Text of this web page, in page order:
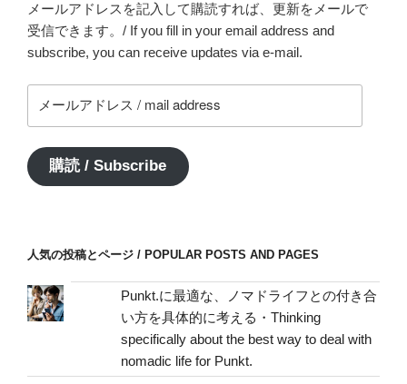
メールアドレスを記入して購読すれば、更新をメールで
受信できます。/ If you fill in your email address and
subscribe, you can receive updates via e-mail.
ー
ア
ド
address
購読 / Subscribe
人気の投稿とページ / POPULAR POSTS AND PAGES
Punkt.に最適な、ノマドライフとの付き合
い方を具体的に考える・Thinking
specifically about the best way to deal with
nomadic life for Punkt.